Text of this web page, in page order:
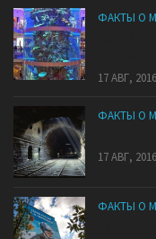
ФАКТЫ О
17 АВГ, 2016
ФАКТЫ О
17 АВГ, 2016
ФАКТЫ О